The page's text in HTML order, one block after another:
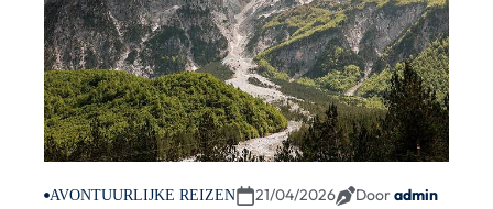
AVONTUURLIJKE REIZEN 21/04/2026 Dooradmin